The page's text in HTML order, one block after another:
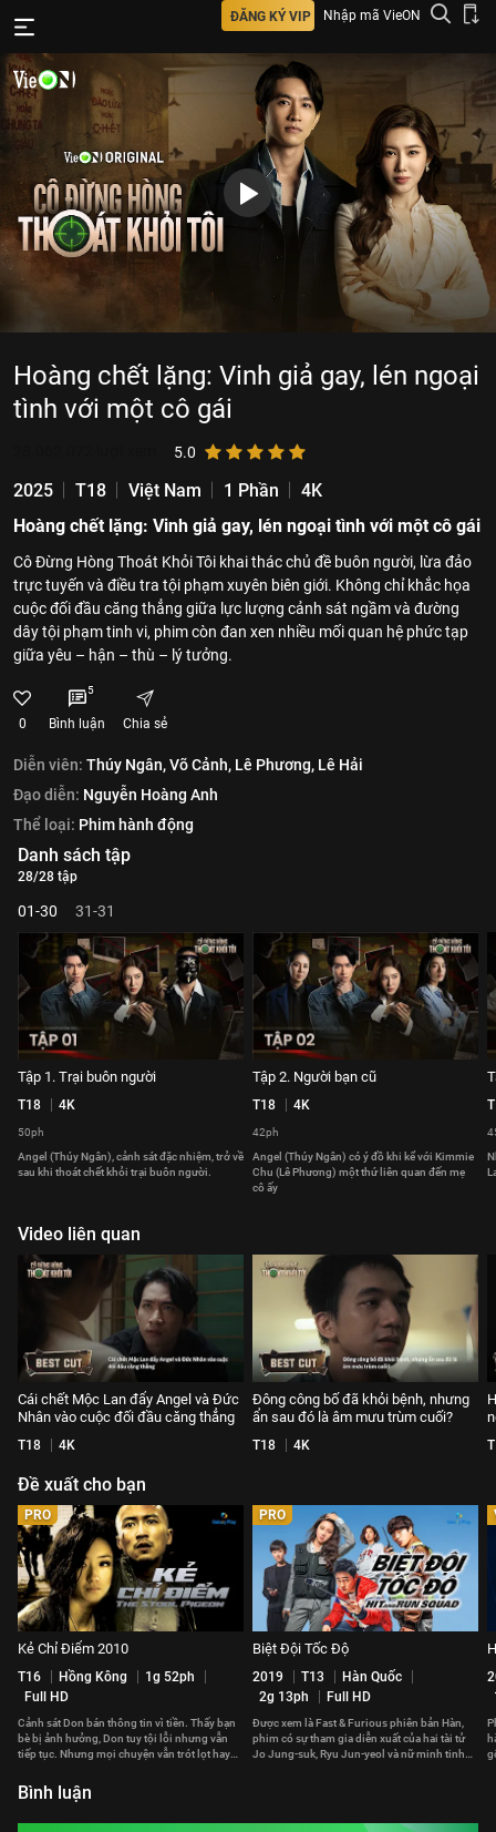
ĐĂNG KÝ VIP Nhập mã VieON
Hoàng chết lặng: Vinh giả gay, lén ngoại
tình với một cô gái
5.0
2025 T18 Việt Nam 1 Phần
4K
Hoàng chết lặng: Vinh giả gay, lén ngoại tình với một cô gái
Cô Đừng Hòng Thoát Khỏi Tôi khai thác chủ đề buôn người, lừa đảo
trực tuyến và điều tra tội phạm xuyên biên giới. Không chỉ khắc họa
cuộc đối đầu căng thẳng giữa lực lượng cảnh sát ngầm và đường
dây tội phạm tinh vi, phim còn đan xen nhiều mối quan hệ phức tạp
giữa yêu – hận – thù – lý tưởng.
0
5
Bình luận Chia sẻ
Diễn viên: Thúy Ngân,Võ Cảnh, Lê Phương, Lê Hải
Đạo diễn: Nguyễn Hoàng Anh
Thể loại: Phim hành động
Danh sách tập
28/28 tập
01-30 31-31
Tập 1. Trại buôn người
T18 4K
50ph
Angel (Thúy Ngân), cảnh sát đặc nhiệm, trở về
sau khi thoát chết khỏi trại buôn người.
Tập 2. Người bạn cũ
T18 4K
42ph
Angel (Thúy Ngân) có ý đồ khi kể với Kimmie
Chu (Lê Phương) một thứ liên quan đến mẹ
cô ấy
Video liên quan
Cái chết Mộc Lan đẩy Angel và Đức
Nhân vào cuộc đối đầu căng thẳng
T18 4K
Đông công bố đã khỏi bệnh, nhưng
ẩn sau đó là âm mưu trùm cuối?
T18 4K
Đề xuất cho bạn
PRO
Kẻ Chỉ Điểm 2010
T16 Hồng Kông
1g 52ph
Full HD
Cảnh sát Don bán thông tin vì tiền. Thấy bạn
bè bị ảnh hưởng, Don tuy tội lỗi nhưng vẫn
tiếp tục. Nhưng mọi chuyện vẫn trót lọt hay
PRO
Biệt Đội Tốc Độ
2019 T13
Hàn Quốc
2g 13ph
Full HD
Được xem là Fast & Furious phiên bản Hàn,
phim có sự tham gia diễn xuất của hai tài tử
Jo Jung-suk, Ryu Jun-yeol và nữ minh tinh
Bình luận